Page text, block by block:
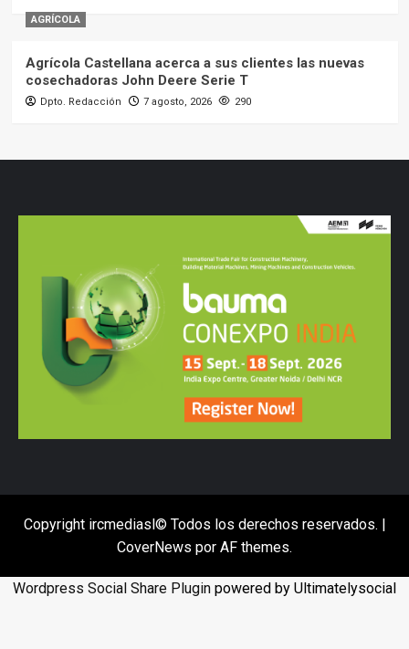
AGRÍCOLA
Agrícola Castellana acerca a sus clientes las nuevas
cosechadoras John Deere Serie T
Dpto. Redacción 7 agosto, 2026 290
Copyright ircmediasl© Todos los derechos reservados. |
CoverNews por AF themes.
Wordpress Social Share Plugin powered by Ultimatelysocial